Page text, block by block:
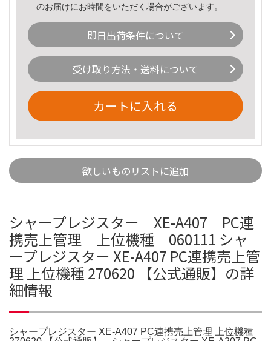
のお届けにお時間をいただく場合がございます。
即日出荷条件について
受け取り方法・送料について
カートに入れる
欲しいものリストに追加
シャープレジスター XE-A407 PC連
携売上管理 上位機種 060111 シャ
ープレジスター XE-A407 PC連携売上管
理 上位機種 270620 【公式通販】の詳
細情報
シャープレジスター XE-A407 PC連携売上管理 上位機種